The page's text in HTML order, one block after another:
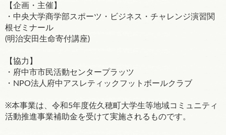
【企画・主催】
・中央大学商学部スポーツ・ビジネス・チャレンジ演習関
根ゼミナール
(明治安田生命寄付講座)
【協力】
・府中市市民活動センタープラッツ
・NPO法人府中アスレティックフットボールクラブ
※本事業は、令和5年度佐久穂町大学生等地域コミュニティ
活動推進事業補助金を受けて実施されるものです。